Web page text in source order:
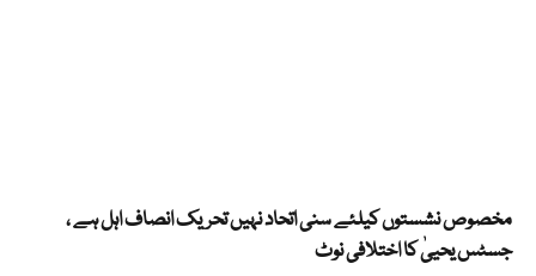
مخصوص نشستوں کیلئے سنی اتحاد نہیں تحریک انصاف اہل ہے ،
جسٹس یحییٰ کا اختلافی نوٹ